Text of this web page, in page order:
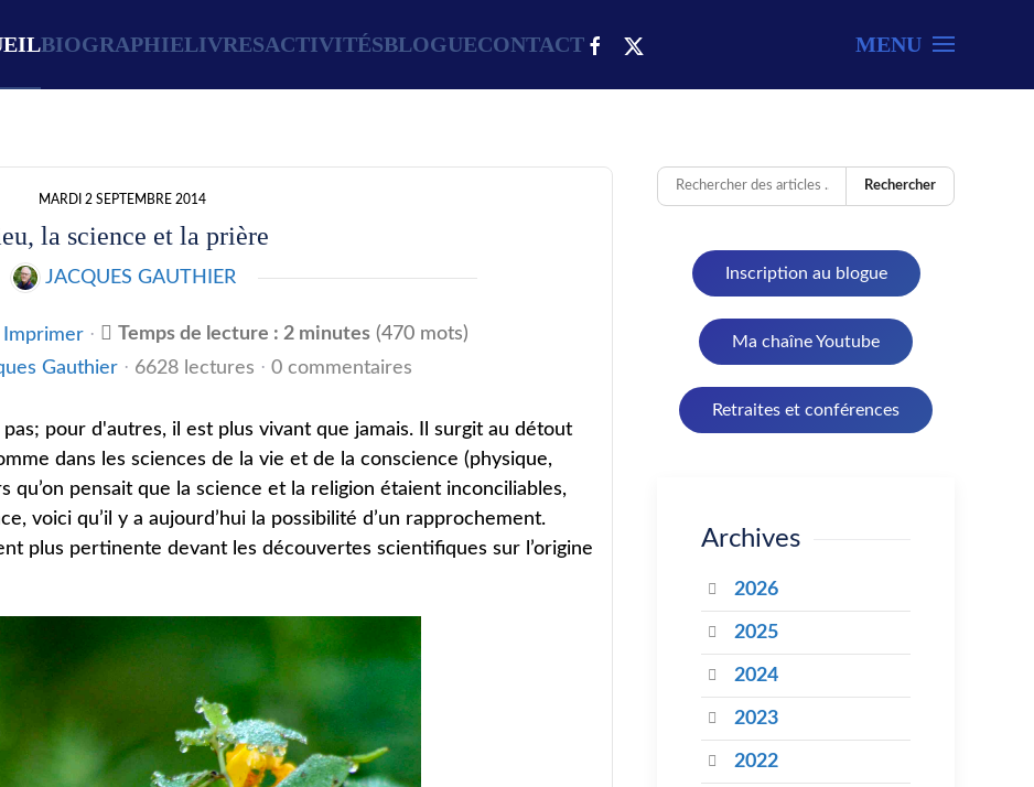
BIOGRAPHIELIVRESACTIVITÉSBLOGUECONTACT MENU
MARDI 2 SEPTEMBRE 2014
la science et la prière
JACQUES GAUTHIER
Imprimer Temps de lecture : 2 minutes (470 mots)
Gauthier
6628 lectures 0 commentaires
pour d'autres, il est plus vivant que jamais. Il surgit au détout
dans les sciences de la vie et de la conscience (physique,
qu’on pensait que la science et la religion étaient inconciliables,
voici qu’il y a aujourd’hui la possibilité d’un rapprochement.
plus pertinente devant les découvertes scientifiques sur l’origine
Rechercher
Inscription au blogue
Ma chaîne Youtube
Retraites et conférences
Archives
2026
2025
2024
2023
2022